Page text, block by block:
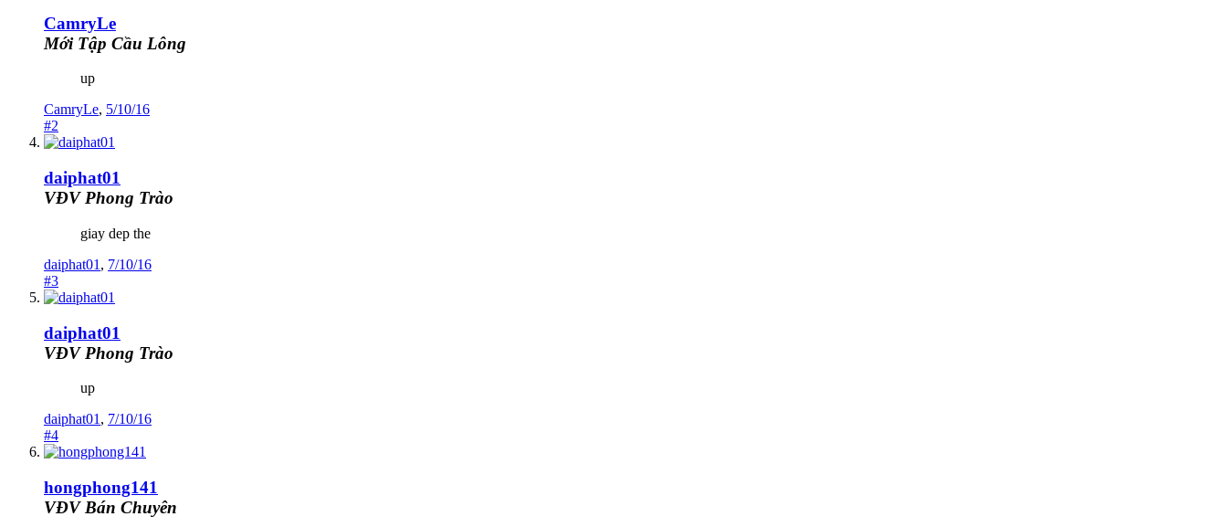
CamryLe
Mới Tập Cầu Lông
up
CamryLe, 5/10/16
#2
daiphat01
VĐV Phong Trào
giay dep the
daiphat01 , 7/10/16
#3
daiphat01
VĐV Phong Trào
up
daiphat01 , 7/10/16
#4
hongphong141
VĐV Bán Chuyên